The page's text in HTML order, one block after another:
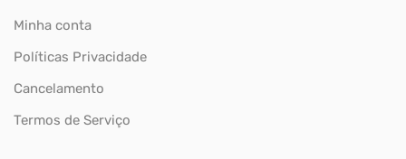
Minha conta
Políticas Privacidade
Cancelamento
Termos de Serviço